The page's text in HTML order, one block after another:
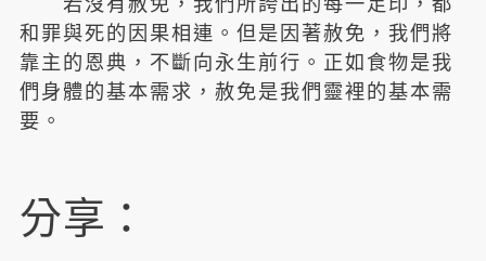
若沒有赦免，我們所誇出的每一足印，都
和罪與死的因果相連。但是因著赦免，我們將
靠主的恩典，不斷向永生前行。正如食物是我
們身體的基本需求，赦免是我們靈裡的基本需
要。
分享：